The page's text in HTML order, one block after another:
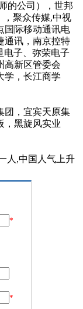
的公司），世邦
，聚众传媒,中视
国际移动通讯电
通讯，南京控特
电子、弥荣电子
高新区管委会
学，长江商学
团，宜宾天原集
，黑旋风实业
人,中国人气上升
*
*